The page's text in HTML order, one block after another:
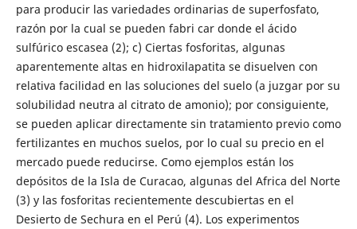
para producir las variedades ordinarias de superfosfato,
razón por la cual se pueden fabri car donde el ácido
sulfúrico escasea (2); c) Ciertas fosforitas, algunas
aparentemente altas en hidroxilapatita se disuelven con
relativa facilidad en las soluciones del suelo (a juzgar por su
solubilidad neutra al citrato de amonio); por consiguiente,
se pueden aplicar directamente sin tratamiento previo como
fertilizantes en muchos suelos, por lo cual su precio en el
mercado puede reducirse. Como ejemplos están los
depósitos de la Isla de Curacao, algunas del Africa del Norte
(3) y las fosforitas recientemente descubiertas en el
Desierto de Sechura en el Perú (4). Los experimentos